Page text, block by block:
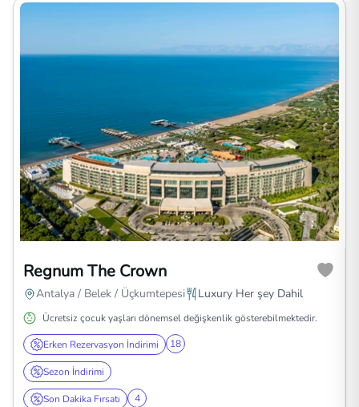
Regnum The Crown
Antalya / Belek / Üçkumtepesi Luxury Her şey Dahil
Ücretsiz çocuk yaşları dönemsel değişkenlik gösterebilmektedir.
Erken Rezervasyon İndirimi 18
Sezon İndirimi
Son Dakika Fırsatı 4